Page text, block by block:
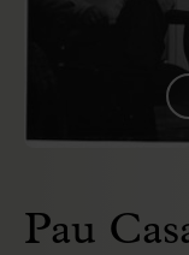
Pau